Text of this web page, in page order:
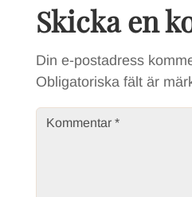
Skicka en
Din e-postadress
Obligatoriska fält är